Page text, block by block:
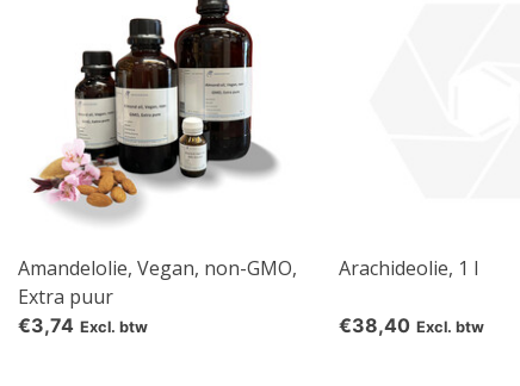
Amandelolie, Vegan, non-GMO,
Extra puur
€3,74 Excl. btw
Arachideolie, 1 l
€38,40 Excl. btw